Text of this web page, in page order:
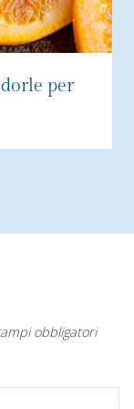
per
obbligatori